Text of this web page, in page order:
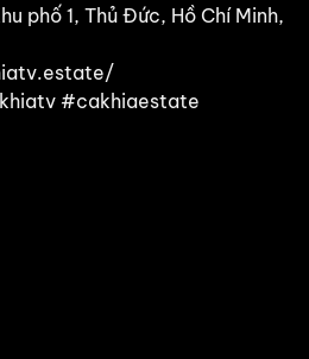
phố 1, Thủ Đức, Hồ Chí Minh,
#cakhiaestate